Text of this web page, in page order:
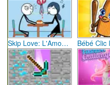
Skip Love: L'Amour en Péril